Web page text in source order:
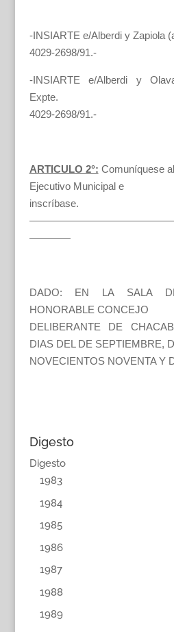
-INSIARTE e/Alberdi y Zapiola
4029-2698/91.-
-INSIARTE e/Alberdi y
Expte.
4029-2698/91.-
ARTICULO 2°: Comuníquese
Ejecutivo Municipal e
inscríbase.
————
DADO: EN LA SALA
HONORABLE CONCEJO
DELIBERANTE DE
DIAS DEL DE SEPTIEMBRE,
NOVECIENTOS NOVENTA Y
Digesto
Digesto
1983
1984
1985
1986
1987
1988
1989